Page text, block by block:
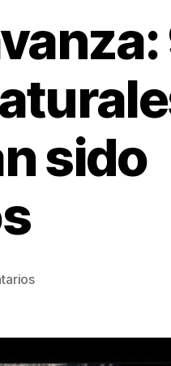
sido
en
Verde